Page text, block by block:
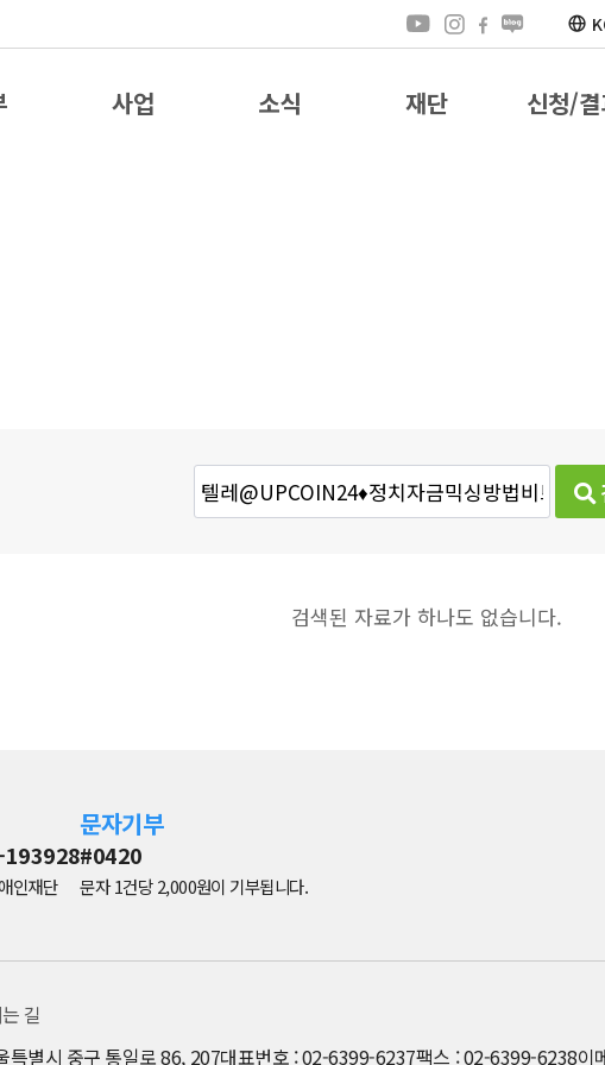
사업 소식 재단 신청/
검색된 자료가 하나도 없습니다.
193928
인재단
문자기부
#0420
문자 1건당 2,000원이 기부됩니다.
길
특별시 중구 통일로 86, 207대표번호 : 02-6399-6237팩스 : 02-6399-6238이